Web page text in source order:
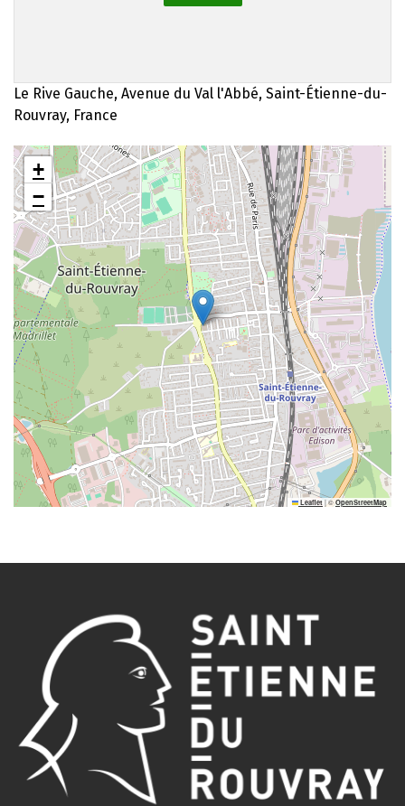
Le Rive Gauche, Avenue du Val l'Abbé, Saint-Étienne-du-
Rouvray, France
+
−
Leaflet |© OpenStreetMap